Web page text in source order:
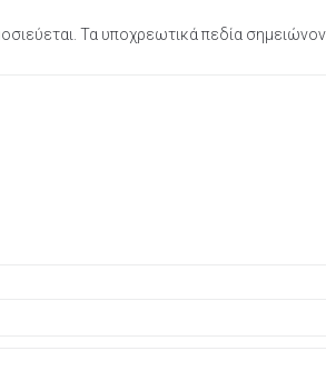
Τα υποχρεωτικά πεδία